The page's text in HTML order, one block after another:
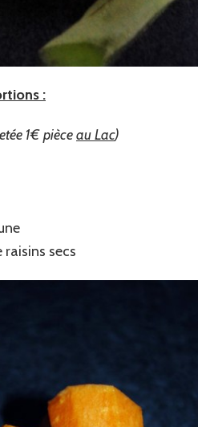
:
1€ pièceau Lac)
raisins secs